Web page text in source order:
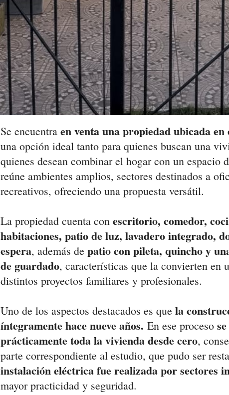
Se encuentra en venta una propiedad ubicada
una opción ideal tanto para quienes buscan una
quienes desean combinar el hogar con un espacio
reúne ambientes amplios, sectores destinados a
recreativos, ofreciendo una propuesta versátil.
La propiedad cuenta con escritorio, comedor,
habitaciones, patio de luz, lavadero integrado,
espera, además de patio con pileta, quincho y
de guardado, características que la convierten en
distintos proyectos familiares y profesionales.
Uno de los aspectos destacados es que la
íntegramente hace nueve años. En ese proceso
prácticamente toda la vivienda desde cero,
parte correspondiente al estudio, que pudo ser
instalación eléctrica fue realizada por sectores
mayor practicidad y seguridad.